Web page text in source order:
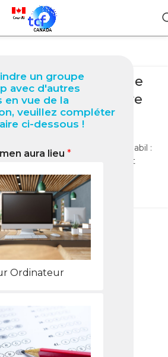
un groupe
avec d'autres
en vue de la
veuillez compléter
ci-dessous !
aura lieu *
Ordinateur
à Fort Worth Guide
pour réussir votre
test
0
à Fort Worth avec Packs Nabil :
méthodologie et entraînement
pour réussir en 2025.
LIRE LA SUITE